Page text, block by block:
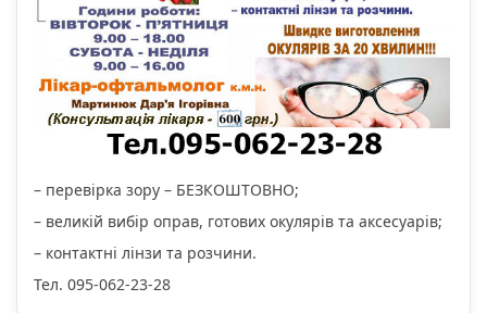
– перевірка зору – БЕЗКОШТОВНО;
– великій вибір оправ, готових окулярів та аксесуарів;
– контактні лінзи та розчини.
Тел. 095-062-23-28